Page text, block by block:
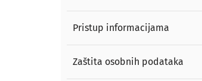
Pristup informacijama
Zaštita osobnih podataka